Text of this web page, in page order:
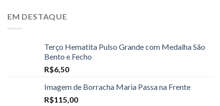
EM DESTAQUE
Terço Hematita Pulso Grande com Medalha São
Bento e Fecho
R$6,50
Imagem de Borracha Maria Passa na Frente
R$115,00